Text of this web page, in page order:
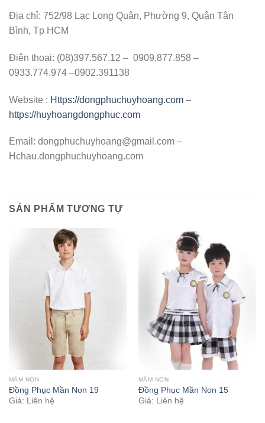
Địa chỉ: 752/98 Lạc Long Quân, Phường 9, Quận Tân
Bình, Tp HCM
Điện thoại: (08)397.567.12 – 0909.877.858 –
0933.774.974 –0902.391138
Website : Https://dongphuchuyhoang.com –
https://huyhoangdongphuc.com
Email: dongphuchuyhoang@gmail.com –
Hchau.dongphuchuyhoang.com
SẢN PHẨM TƯƠNG TỰ
MẦM NON
Đồng Phục Mần Non 19
Giá: Liên hệ
MẦM NON
Đồng Phục Mần Non 15
Giá: Liên hệ